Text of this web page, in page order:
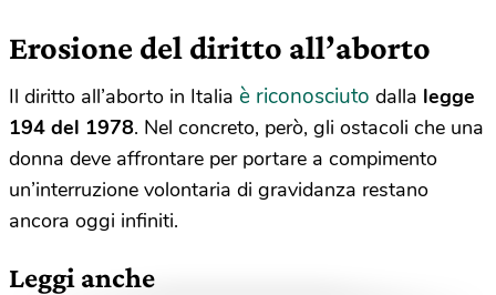
Erosione del diritto all’aborto
Il diritto all’aborto in Italia è riconosciuto dalla legge
194 del 1978. Nel concreto, però, gli ostacoli che una
donna deve affrontare per portare a compimento
un’interruzione volontaria di gravidanza restano
ancora oggi infiniti.
Leggi anche